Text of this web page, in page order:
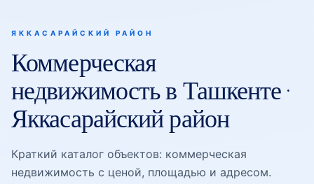
Ракат
Ракатбоши
ЯККАСАРАЙСКИЙ РАЙОН
Коммерческая
недвижимость в Ташкенте ·
Яккасарайский район
Краткий каталог объектов: коммерческая
недвижимость с ценой, площадью и адресом.